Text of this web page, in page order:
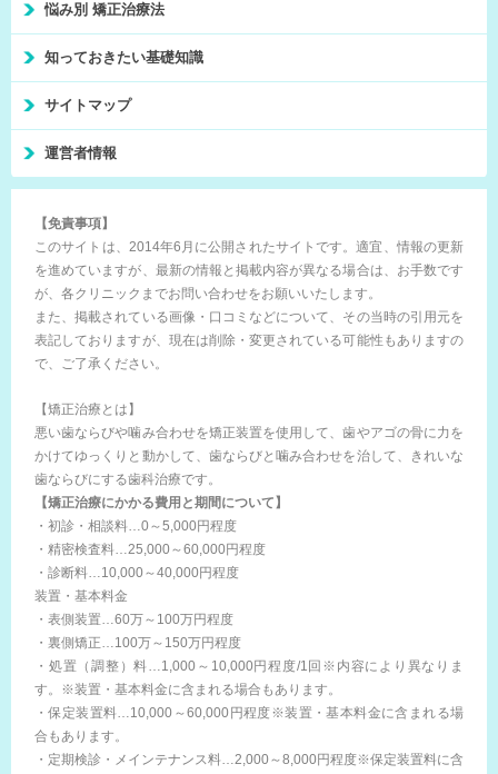
悩み別 矯正治療法
知っておきたい基礎知識
サイトマップ
運営者情報
【免責事項】
このサイトは、2014年6月に公開されたサイトです。適宜、情報の更新
を進めていますが、最新の情報と掲載内容が異なる場合は、お手数です
が、各クリニックまでお問い合わせをお願いいたします。
また、掲載されている画像・口コミなどについて、その当時の引用元を
表記しておりますが、現在は削除・変更されている可能性もありますの
で、ご了承ください。
【矯正治療とは】
悪い歯ならびや噛み合わせを矯正装置を使用して、歯やアゴの骨に力を
かけてゆっくりと動かして、歯ならびと噛み合わせを治して、きれいな
歯ならびにする歯科治療です。
【矯正治療にかかる費用と期間について】
・初診・相談料…0～5,000円程度
・精密検査料…25,000～60,000円程度
・診断料…10,000～40,000円程度
装置・基本料金
・表側装置…60万～100万円程度
・裏側矯正…100万～150万円程度
・処置（調整）料…1,000～10,000円程度/1回※内容により異なりま
す。※装置・基本料金に含まれる場合もあります。
・保定装置料…10,000～60,000円程度※装置・基本料金に含まれる場
合もあります。
・定期検診・メインテナンス料…2,000～8,000円程度※保定装置料に含